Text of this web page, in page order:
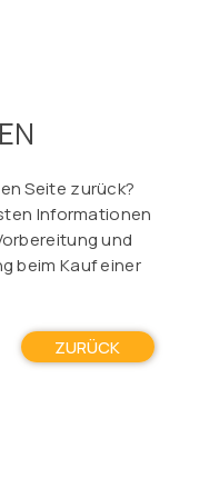
Seite zurück?
Informationen
und
beim Kauf einer
ZURÜCK